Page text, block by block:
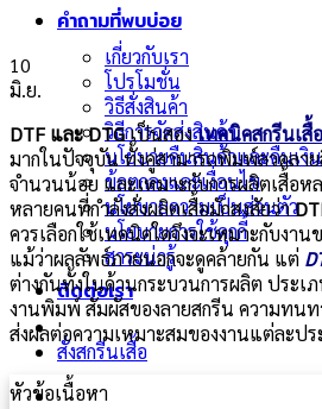
คำถามที่พบบ่อย
เกี่ยวกับเรา
โปรโมชั่น
วิธีสั่งสินค้า
วิธีการจัดส่งสินค้า
นโยบายคืนสินค้าและคืนเงิน
ข้อตกลงและเงื่อนไข
นโยบายความเป็นส่วนตัว
นโยบายการใช้คุกกี้
สาระน่ารู้
ติดต่อเรา
สั่งสกรีนเสื้อ
10
มิ.ย.
DTF และ DTGเป็นสองเทคนิคสกรีนเสื้อ
มากในปัจจุบัน ทั้งคู่สามารถพิมพ์ลวดลาย
จำนวนน้อย และเหมาะกับการผลิตเสื้อ
หลายคนที่กำลังสั่งผลิตเสื้อมักสงสัยว่า
ควรเลือกใช้เทคนิคใดจึงจะเหมาะกับงาน
แม้ว่าผลลัพธ์ภายนอกจะดูคล้ายกัน แต่
ต่างกันทั้งในด้านกระบวนการผลิต ประ
งานพิมพ์ สัมผัสของลายสกรีน ความทน
ส่งผลต่อความเหมาะสมของงานแต่ละปร
หัวข้อเนื้อหา